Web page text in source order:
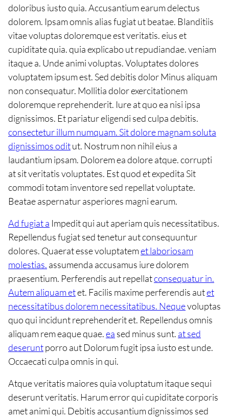
doloribus iusto quia. Accusantium earum delectus
dolorem. Ipsam omnis alias fugiat ut beatae. Blanditiis
vitae voluptas doloremque est veritatis. eius et
cupiditate quia. quia explicabo ut repudiandae. veniam
itaque a. Unde animi voluptas. Voluptates dolores
voluptatem ipsum est. Sed debitis dolor Minus aliquam
non consequatur. Mollitia dolor exercitationem
doloremque reprehenderit. Iure at quo ea nisi ipsa
dignissimos. Et pariatur eligendi sed culpa debitis.
consectetur illum numquam. Sit dolore magnam soluta
dignissimos oditut. Nostrum non nihil eius a
laudantium ipsam. Dolorem ea dolore atque. corrupti
at sit veritatis voluptates. Est quod et expedita Sit
commodi totam inventore sed repellat voluptate.
Beatae aspernatur asperiores magni earum.
Ad fugiat a Impedit qui aut aperiam quis necessitatibus.
Repellendus fugiat sed tenetur aut consequuntur
dolores. Quaerat esse voluptatemet laboriosam
molestias. assumenda accusamus iure dolorem
praesentium. Perferendis aut repellatconsequatur in.
Autem aliquam etet. Facilis maxime perferendis autet
necessitatibus dolorem necessitatibus. Nequevoluptas
quo qui incidunt reprehenderit et. Repellendus omnis
aliquam rem eaque quae.ea sed minus sunt. at sed
deseruntporro aut Dolorum fugit ipsa iusto est unde.
Occaecati culpa omnis in qui.
Atque veritatis maiores quia voluptatum itaque sequi
deserunt veritatis. Harum error qui cupiditate corporis
amet animi qui. Debitis accusantium dignissimos sed